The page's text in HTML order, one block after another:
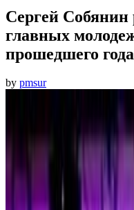
Сергей Собянин
главных
прошедшего года
by pmsur